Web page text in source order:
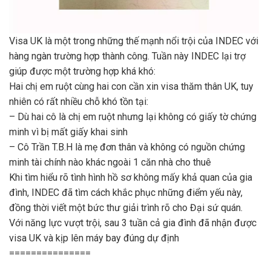
Visa UK là một trong những thế mạnh nổi trội của INDEC với
hàng ngàn trường hợp thành công. Tuần này INDEC lại trợ
giúp được một trường hợp khá khó:
Hai chị em ruột cùng hai con cần xin visa thăm thân UK, tuy
nhiên có rất nhiều chỗ khó tồn tại:
– Dù hai cô là chị em ruột nhưng lại không có giấy tờ chứng
minh vì bị mất giấy khai sinh
– Cô Trần T.B.H là mẹ đơn thân và không có nguồn chứng
minh tài chính nào khác ngoài 1 căn nhà cho thuê
Khi tìm hiểu rõ tình hình hồ sơ không mấy khả quan của gia
đình, INDEC đã tìm cách khắc phục những điểm yếu này,
đồng thời viết một bức thư giải trình rõ cho Đại sứ quán.
Với năng lực vượt trội, sau 3 tuần cả gia đình đã nhận được
visa UK và kịp lên máy bay đúng dự định
===============